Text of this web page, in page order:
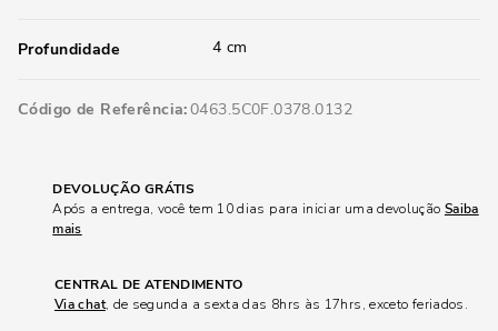
Profundidade 4 cm
Código de Referência 0463.5C0F.0378.0132
DEVOLUÇÃO GRÁTIS
Após a entrega, você tem 10 dias para iniciar uma devolução Saiba
mais
CENTRAL DE ATENDIMENTO
Via chat, de segunda a sexta das 8hrs às 17hrs, exceto feriados.